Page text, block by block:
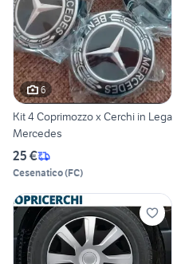
6
Kit 4 Coprimozzo x Cerchi in Lega
Mercedes
25 €
Cesenatico(FC)